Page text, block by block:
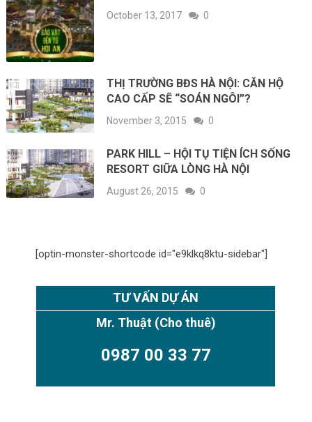
October 13, 2017 0
THỊ TRƯỜNG BĐS HÀ NỘI: CĂN HỘ
CAO CẤP SẼ “SOÁN NGÔI”?
November 3, 2015 0
PARK HILL – HỘI TỤ TIỆN ÍCH SỐNG
RESORT GIỮA LÒNG HÀ NỘI
August 26, 2015 0
[optin-monster-shortcode id="e9klkq8ktu-sidebar"]
TƯ VẤN DỰ ÁN
Mr. Thuật (Cho thuê)
0987 00 33 77